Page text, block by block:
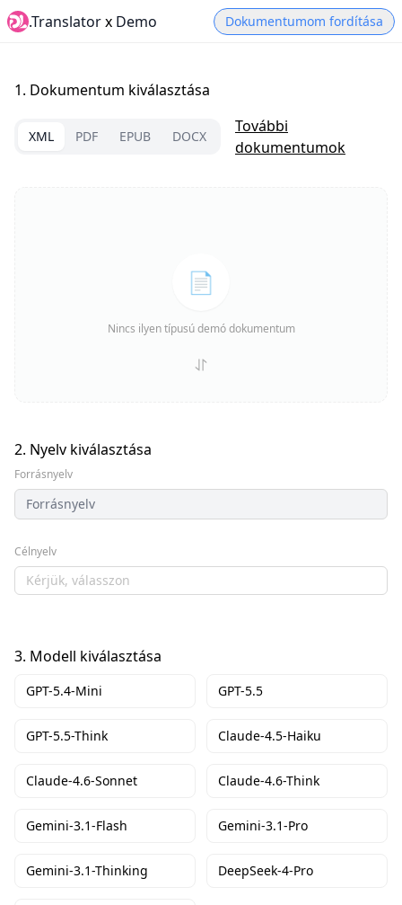
.Translatorx Demo Dokumentumom fordítása
1. Dokumentum kiválasztása
XML PDF EPUB DOCX
További
dokumentumok
📄
Nincs ilyen típusú demó dokumentum
2. Nyelv kiválasztása
Forrásnyelv
Forrásnyelv
Célnyelv
Kérjük, válasszon
3. Modell kiválasztása
GPT-5.4-Mini GPT-5.5
GPT-5.5-Think Claude-4.5-Haiku
Claude-4.6-Sonnet Claude-4.6-Think
Gemini-3.1-Flash Gemini-3.1-Pro
Gemini-3.1-Thinking DeepSeek-4-Pro